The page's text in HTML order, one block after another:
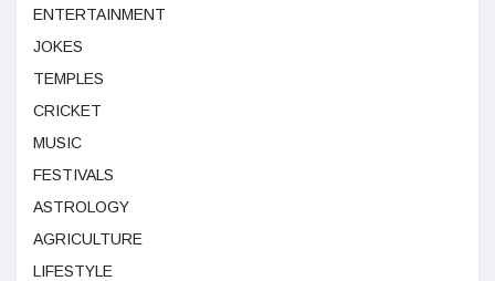
ENTERTAINMENT
JOKES
TEMPLES
CRICKET
MUSIC
FESTIVALS
ASTROLOGY
AGRICULTURE
LIFESTYLE